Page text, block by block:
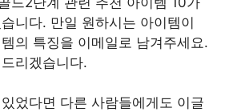
니다. 만일 원하시는 아이템이
의 특징을 이메일로 남겨주세요.
리겠습니다.
었다면 다른 사람들에게도 이글